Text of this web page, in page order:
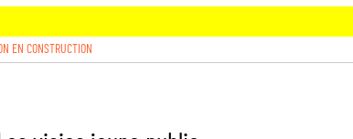
EN CONSTRUCTION